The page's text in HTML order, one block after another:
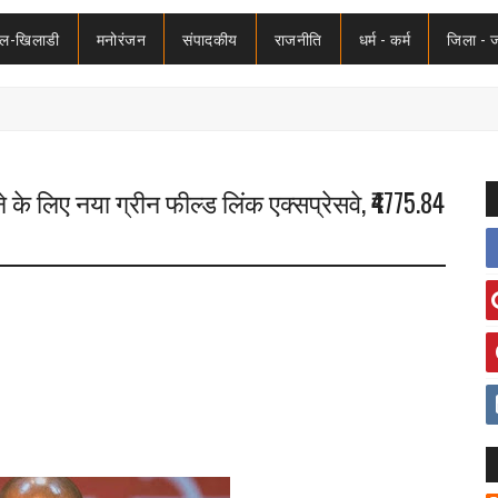
खिलाडी मनोरंजन संपादकीय राजनीति धर्म - कर्म जिला -
नया ग्रीन फील्ड लिंक एक्सप्रेसवे, ₹4775.84